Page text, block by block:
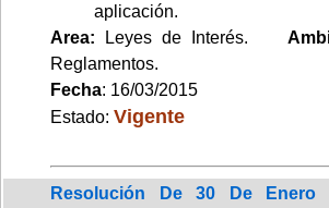
aplicación.
Area: Leyes de Interés.
Reglamentos.
Fecha: 16/03/2015
Estado: Vigente
Resolución De 30 De